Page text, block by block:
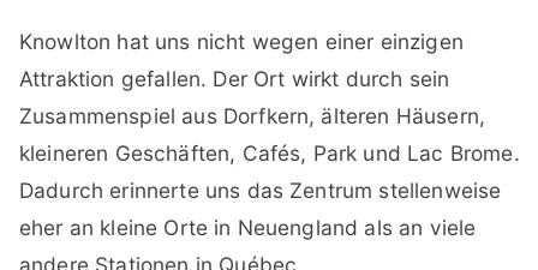
Knowlton hat uns nicht wegen einer einzigen
Attraktion gefallen. Der Ort wirkt durch sein
Zusammenspiel aus Dorfkern, älteren Häusern,
kleineren Geschäften, Cafés, Park und Lac Brome.
Dadurch erinnerte uns das Zentrum stellenweise
eher an kleine Orte in Neuengland als an viele